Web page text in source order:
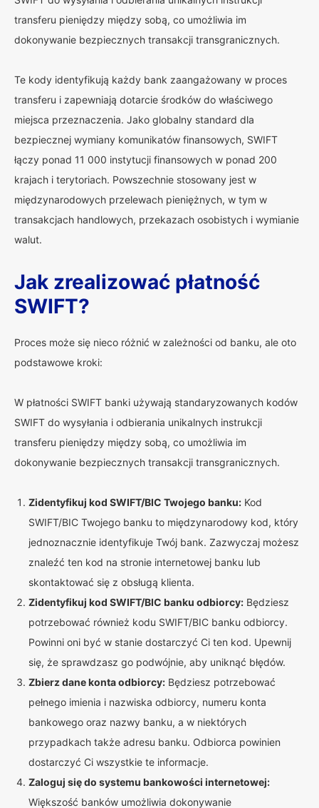
transferu pieniędzy między sobą, co umożliwia im
dokonywanie bezpiecznych transakcji transgranicznych.
Te kody identyfikują każdy bank zaangażowany w proces
transferu i zapewniają dotarcie środków do właściwego
miejsca przeznaczenia. Jako globalny standard dla
bezpiecznej wymiany komunikatów finansowych, SWIFT
łączy ponad 11 000 instytucji finansowych w ponad 200
krajach i terytoriach. Powszechnie stosowany jest w
międzynarodowych przelewach pieniężnych, w tym w
transakcjach handlowych, przekazach osobistych i wymianie
walut.
Jak zrealizować płatność
SWIFT?
Proces może się nieco różnić w zależności od banku, ale oto
podstawowe kroki:
W płatności SWIFT banki używają standaryzowanych kodów
SWIFT do wysyłania i odbierania unikalnych instrukcji
transferu pieniędzy między sobą, co umożliwia im
dokonywanie bezpiecznych transakcji transgranicznych.
Zidentyfikuj kod SWIFT/BIC Twojego banku: Kod
SWIFT/BIC Twojego banku to międzynarodowy kod, który
jednoznacznie identyfikuje Twój bank. Zazwyczaj możesz
znaleźć ten kod na stronie internetowej banku lub
skontaktować się z obsługą klienta.
Zidentyfikuj kod SWIFT/BIC banku odbiorcy: Będziesz
potrzebować również kodu SWIFT/BIC banku odbiorcy.
Powinni oni być w stanie dostarczyć Ci ten kod. Upewnij
się, że sprawdzasz go podwójnie, aby uniknąć błędów.
Zbierz dane konta odbiorcy: Będziesz potrzebować
pełnego imienia i nazwiska odbiorcy, numeru konta
bankowego oraz nazwy banku, a w niektórych
przypadkach także adresu banku. Odbiorca powinien
dostarczyć Ci wszystkie te informacje.
Zaloguj się do systemu bankowości internetowej:
Większość banków umożliwia dokonywanie